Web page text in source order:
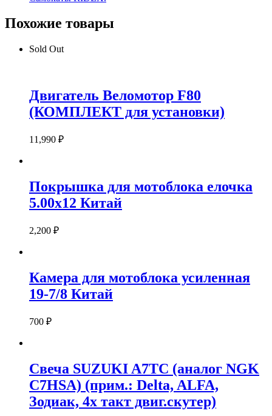
Похожие товары
Sold Out
Двигатель Веломотор F80
(КОМПЛЕКТ для установки)
11,990 ₽
Покрышка для мотоблока елочка
5.00х12 Китай
2,200 ₽
Камера для мотоблока усиленная
19-7/8 Китай
700 ₽
Свеча SUZUKI A7TC (аналог NGK
C7HSA) (прим.: Delta, ALFA,
Зодиак, 4x такт двиг.скутер)